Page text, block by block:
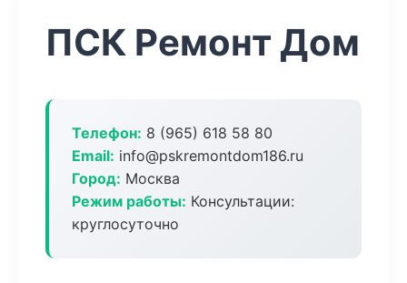
ПСК Ремонт Дом
Телефон: 8 (965) 618 58 80
Email: info@pskremontdom186.ru
Город: Москва
Режим работы: Консультации:
круглосуточно